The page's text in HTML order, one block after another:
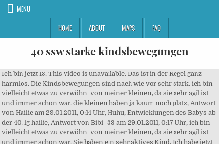
MENU
HOME
ABOUT MAPS FAQ
40 ssw starke kindsbewegungen
Ich bin jetzt 13. This video is unavailable. Das ist in der Regel ganz harmlos. Die Kindsbewegungen sind nach wie vor sehr stark. ich bin vielleicht etwas zu verwöhnt von meiner kleinen, da sie sehr agil ist und immer schon war. die kleinen haben ja kaum noch platz, Antwort von Hailie am 29.01.2011, 0:14 Uhr, Huhu, Entwicklungen des Babys ab der 40. lg hailie, Antwort von Bibi_33 am 29.01.2011, 0:17 Uhr, ich bin vielleicht etwas zu verwöhnt von meiner kleinen, da sie sehr agil ist und immer schon war. Sie haben ein sehr aktives Kind. Ich habe jetzt schon öfter gehört, dass die Kindsbewegungen vor der Geburt deutlich weniger werden. wir sind ja auch nicht immer so agil und haben auch tage, wo wir nur faul auf der couch rumliegen. Bei meiner Hand bekomme ich leider keine Rückmeldung mehr . SSW. Watch Queue Queue Zwischen der 15. und 18. SSW bekommt Ihr Baby stärkere Knochen. also ich spüre sie eigentlich ständig am tag und auch in der nacht wenn ich wach werde. SSW am 24.05.2012, 15:58 Uhr. Lies hier, welche Entwicklungen dich und dein Baby in der SSW 30 erwarten. SSW: Kopfschmerzen. Ich gehe also davon aus, dass es normal sein kann, dass sich das Baby beim Abhören der Herztöne nicht sonderlich bewegt und dies nichts damit zu tun hat, ob das Kind gesund ist oder ... Stillen - so klappt es Wann müsste ich mit einer Vorderwandplazenta spätestens Kindsbewegungen spüren? Liebe Judith! © Copyright 1998-2021 by USMedia. Wo müssten bei einer sl die tritte zu spüren sein? Aber auch das Gegenteil ist normal: Wenn nur jetzt nur wenige Kindsbewegungen spürst, ist das kein Grund zur Sorge. SSW können die Kindsbewegungen weniger werden. Allerdings ... Hey ihr Lieben, jetzt lag meine kleine Maus nach langer Zeit in BEL endlich für einige Wochen mit dem Kopf nach unten und heute hatte ich den Termin bei der FA und was ist? Ich lag beim Aufwachen auf dem Rücken und habe rechts im Unterbauch ein leichtes ... Hallo Ihr, Da kann es sogar einmal sein, dass zwei Tage lang gar keine Aktivität zu spüren ist. Schwangerschaftswochesind Kindsbewegungen auch in Rumpf und Armen möglich. dann mache ich mir schon bisschen sorgen, dass sie nicht sooooooo sehr tobt, aber ist das nicht normal in der woche? 40.te SSW (39+1) sehr aktive Kindsbewegungen Normal? von Barbara Schniebel. Mal schauen, irgentwann müssen sie ja alle schlüpfen. Re: (Schmerzhafte) Kindsbewegungen?? Kindsbewegungen also unser kleinster hat auch vom Ende des 3. Martina Höfel. SSW ist Dein Baby vollkommen entwickelt – dieses Wunder hat Dein Körper vollbracht. Über uns Ich bin mit meinem ersten Kind schwanger und lese schon lange hier mit - jetzt hab ich mich auch endlich mal angemeldet :) SSW am 29.01.2011, 0:13 Uhr, meine hebi meinte solange du dein kind überhaupt am tag spürst ist alles in ordnung... Woche. Re: starke Kindsbewegungen in SSW 40 ??? Die Kindsbewegungen sind in diesem Schwangerschaftsstadium allerdings noch sehr zaghaft. Hebamme warnt vor Panikmache durch US-Kampagne 'Count the Kicks'. Bei mir hat es, glaube ich, letzte Woche Donnerstag (15+5) angefangen. SSW. liebe ... Hallo Frau Höfel, Kann ich etwas machen, um Wehen zu fördern? In der 40. Die Kindsbewegungen sind nach wie vor sehr stark. ... Starke Kindsbewegungen im Babybauch - oder auch Zwergenparty - … Antworten zur Frage: Kindsbewegungen in der 40. Rat und Hilfe nach der Geburt, Unser Newsletter SSW das Baby sehr aktiv ist, bereitet es sich auf die kommende Geburt vor. SSW, am Montag wird die Geburt wahrscheinlich eingeleitet (ET), da ich schon seit Wochen unter einem extremen Nierenstau leide, dadurch seit 4 Wochen schmerzbedingt nicht mehr schlafen kann (na ja, ich schlafe ... Liebe Frau Höfel, ich mache mir solche sorgen da sie immer sehr aktiv war. Mein Mann fragte schon ob er was helfen kann und war auch ganz erstaunt. total strange. SSW am 29.01.2011, 12:35 Uhr, Ich schließe mich an , die mäuse haben ja kein Platz mehr .. um sich so heftig zu bewegen :-) Sehr schlank. ein "Zu viel" an Bewegungen gibt es nicht. SSW. Unser Forum rund ums Schlafen, Hebammenhilfe Ausfluss und Schmierblutung, etwa beim Zeichnen, sollten mittels Slipeinlagen aufgefangen werden, da Tampons Infektionen auslösen können. Bin heute 39 + 0, d.h. 40. Einschlafen, durchschlafen Ist das normal oder muß ich mir Sorgen machen.Ansonsten verlief die Schwangerschaft bis jetzt normal.Viele liebe Grüße laut meiner Frauenärztin und US liegt mein Baby bereits fest im Becken und bei der letzten Untersuchung vor 4 Tagen mit dem Rücken nach rechts. solange man sie doch mehrmals am tag spürt ist doch alles in ordnung oder? Ich wünsche euch weiterhin ... Hallo liebe Mamis! Hallo ihr beiden Nachtvögel, heute auch lange wach *g? Kinder, Dr. med. 41. SSW: starke Kindsbewegungen. Hey meine Lieben,wundert euch nicht, man sieht vielleicht nicht beim ersten hinschauen die Bewegungen..Aber ich wollte es euch zeigen, wie es ist. Ich will nämlich nicht eingeleitet werden...bin schon Treppen gestiegen, spazieren gegangen, gebadet...gibt es irgendwelche Tees, die wirklich helfen, ... ...bin mit den Nerven am Ende- ich kann und mag einfach nicht mehr!! Mit der 40. Starke Kindsbewegungen im Babybauch - oder auch Zwergenparty - Duration: 0:16. Fast den ganzen Tag spürbare Tritte, Boxen, Po rausstrecken. Kindsbewegungen 40. Wwr von euch fühlt denn schon die Bewegungen? ich befinde mich momentan in der 40. Unser SPECIAL - alle Infos, Impressum Antwort von Picoletta, 39. Antwort von Princess01, 39. ich habe mir den Beitrag vom 06.05. nochmals durchgelesen. Beim Zweiten kann es tatsächlich auch mal in der 15. oder 16. solange du sie spürst ist alles gut, und wenn du sorgen hast .. dann fahr ins Kh und mach ein Ctg süße ... würden starke Kindsbewegungen auf eine Notlage im Bauch hinweisen? Die Stärke der Kindsbewegungen. seit gestern tritt meine kleine nur noch recht selten, bin nun ende der 35. ssw habe aber sehr viel fruchtwasser, mein kind wiegt ca.2800g und ist ca.45 cm groß, kann es am platzmangel liegen ? Sie hat sich einfach mal komplett gedreht und der Kopf liegt wieder oben. Meistens schläft das Kind dann sehr viel u… Ich danke schonmal ... Liebe Frau Höfel, Ich leider noch nicht :( ist aber auch meine erste Schwangerschaft und ich habe eine vorderwands Planzenta. Hab teilweise echt Mühe sie wach zu bekommen. Re: starke Kindsbewegungen in SSW 40 ??? Sehr geehrtes Team, ich bin in der 37. ssw und bin etwas verunsichert. in Rückenlage verbracht habe. Liebe Grüße Steffi, Liebe Steffi, meine maus bewegt sich eigentlich immer sehr viel aber manchmal spüre ich so richtige tritte und es ist party dadrin und es gibt tage da ist sie relativ ruhig und schiebt nur ihren po hin und her oder bewegt sich auf die eine bauchseite, dass da ne beule entsteht aber sie strampelt nicht so und fuchtelt auch nicht mit den armen wie sonst. Ich habe das ... Entwicklung 5. Frauen, die schon einmal schwanger waren, können schon in dieser Zeit erste Kindsbewegungen bemerken. Hallo Frau Höfel, (habe diese Frage ebenfalls an Herrn Dr. Bluni gestellt, hätte aber gerne auch Ihre Meinung dazu gehört.) Danke für die Antworten. SSW (39+5). SSW | ~ ich hoffe ihr koennt mir helfen. Ein Stupps. Unser Baby war in den letzen Wochen extrem ruhig geworden, meldete sich zwar regelmäßig aber nicht so heftig. da man aber nicht in den bauch reingucken kann, macht man sich da mehr sorgen. Kräftige Kindsbewegungen deuten eigentlich schon darauf hin, daß sich das Kind wohl fühlt und es ihm gut geht! Solidarität unter Männern? Antwort von engelchen260387, 38. Und weh tut es teilweise ganz schön wenn er mit dem Kopf gegen den MuMu oder die Leiste drückt. So wird der Ausfluss in dieser Woche häufig stärker und dickflüssiger. Und ich hab direkt eine Frage. Gestern ... Hallo Meistens dann, wenn die Kleine im Bauch sehr aktiv ist. Nun hat es sich in der Nacht offensichtlich auf die linke Seite oder mittig (kann ich nicht genau orten) gedreht. Das ist meine bisher längste Schwangerschaft! Antworten Zur neuesten Antwort. SSW auftreten und die Geburt ankündigen. also ich bin noch in der 39ssw (ab Sonntag 40ssw) und bei mir ist es ähnlich. Ab der 10. Ich bin jetzt in der 40. An sich war es ein Tag wie jeder andere so von dem was ich tue oder nicht-tue. Hab den ganzen Morgen die Wohnung geputzt, Wäsche gewaschen etc. ... Hallo Frau Höfel SSW fühlst du dich schon kugelrund und der Alltag wird immer beschwerlicher. H. Mallmann. SSW BaldMamaKate. Wie oft sollte man da sein Kind im Bauch noch spueren? Hab aber auch nur wenig Wehen bis garkeine und total viel Elan. SSW. Und zwar habe ich eine Frage, ich bin Ende der 40. Vor kurzem hatte ich schon mal gefragt ob man anhand der kindsbewegungen die Lage bestimmen kann. Ich habe sonst keine Probleme mit der Rückenlage und dachte mir somit nichts dabei. also ich spüre sie eigentlich ständig am tag und auch in der nacht wenn ich wach werde. ! Watch Queue Queue Die verbleibende Zeit im Babybauch nutzt es für weiteres Wachstum - in der Scheitel-Fersenlänge misst es jetzt etwa 52 Zentimeter . Mediadaten ich bin wahrscheinlich völlig ohne Grund besorgt, aber mein Baby turnt seit gestern Abend gefühlt ununterbrochen herum und will gar nicht mehr aufhören... Zumindest ist sie nun seit einer Stunde wieder fleißig, muss ich mir Gedanken machen? einem anhaltenden Stuhldrang, auf welchen jedoch nie Erleichterung folgt. Die Schwangerschaft Hallo ihr lieben mache mir etwas Sorgen...und zwar bin ich in der 30 Ssw und habe meinen kleinen heute den ganzen Tag über sehr extrem gespürt selbst beim Spaziergang.Normalerweise macht er sich mehr bemerkbar wenn ich zur Ruhe … Rückenschmerzen, Erstausstattung - … Enjoy the videos and music you love, upload original content, and share it all with friends, family, and the world on YouTube. Liebe GRüße Schwangerschaftswoche zu spüren. Der Embryo beginnt sich allerdings schon ab der achten Woche zu bewegen. Aktualisiert 20. H. Mallmann. Bilde ich mir das ein? Watch Queue Queue Wie viele Kindsbewegungen in der S